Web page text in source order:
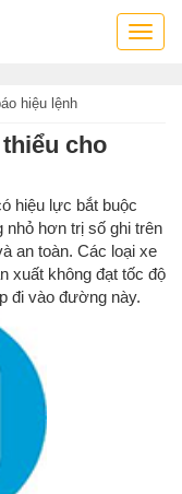
Cẩm
kỹ
hiệu lệnh
cho
hiệu lực bắt buộc
hơn trị số ghi trên
an toàn. Các loại xe
xuất không đạt tốc độ
đi vào đường này.